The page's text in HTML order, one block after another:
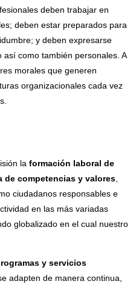
deben trabajar en
deben estar preparados para
y deben expresarse
como también personales. A
morales que generen
organizacionales cada vez
la formación laboral de
de competencias y valores
ciudadanos responsables e
en las más variadas
globalizado en el cual nuestro
y servicios
adapten de manera continua,